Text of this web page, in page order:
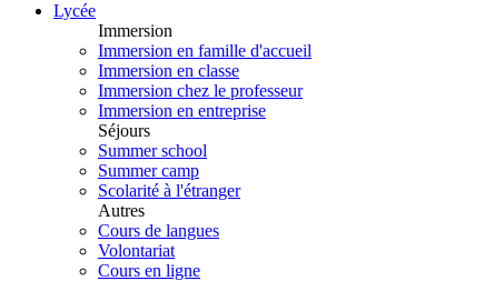
Lycée
Immersion
Immersion en famille d'accueil
Immersion en classe
Immersion chez le professeur
Immersion en entreprise
Séjours
Summer school
Summer camp
Scolarité à l'étranger
Autres
Cours de langues
Volontariat
Cours en ligne